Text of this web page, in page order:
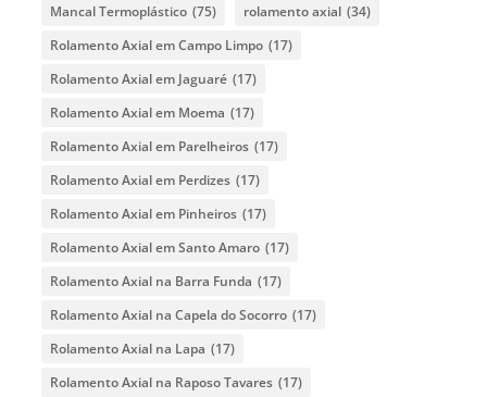
Mancal Termoplástico (75) rolamento axial (34)
Rolamento Axial em Campo Limpo (17)
Rolamento Axial em Jaguaré (17)
Rolamento Axial em Moema (17)
Rolamento Axial em Parelheiros (17)
Rolamento Axial em Perdizes (17)
Rolamento Axial em Pinheiros (17)
Rolamento Axial em Santo Amaro (17)
Rolamento Axial na Barra Funda (17)
Rolamento Axial na Capela do Socorro (17)
Rolamento Axial na Lapa (17)
Rolamento Axial na Raposo Tavares (17)